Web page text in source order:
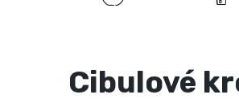
Cibulové